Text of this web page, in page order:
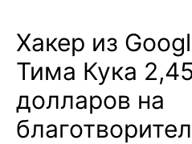
Хакер из
Тима Кука
долларов на